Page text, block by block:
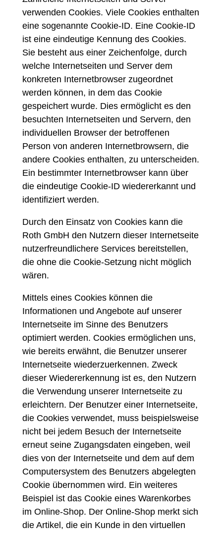
verwenden Cookies. Viele Cookies enthalten
eine sogenannte Cookie-ID. Eine Cookie-ID
ist eine eindeutige Kennung des Cookies.
Sie besteht aus einer Zeichenfolge, durch
welche Internetseiten und Server dem
konkreten Internetbrowser zugeordnet
werden können, in dem das Cookie
gespeichert wurde. Dies ermöglicht es den
besuchten Internetseiten und Servern, den
individuellen Browser der betroffenen
Person von anderen Internetbrowsern, die
andere Cookies enthalten, zu unterscheiden.
Ein bestimmter Internetbrowser kann über
die eindeutige Cookie-ID wiedererkannt und
identifiziert werden.
Durch den Einsatz von Cookies kann die
Roth GmbH den Nutzern dieser Internetseite
nutzerfreundlichere Services bereitstellen,
die ohne die Cookie-Setzung nicht möglich
wären.
Mittels eines Cookies können die
Informationen und Angebote auf unserer
Internetseite im Sinne des Benutzers
optimiert werden. Cookies ermöglichen uns,
wie bereits erwähnt, die Benutzer unserer
Internetseite wiederzuerkennen. Zweck
dieser Wiedererkennung ist es, den Nutzern
die Verwendung unserer Internetseite zu
erleichtern. Der Benutzer einer Internetseite,
die Cookies verwendet, muss beispielsweise
nicht bei jedem Besuch der Internetseite
erneut seine Zugangsdaten eingeben, weil
dies von der Internetseite und dem auf dem
Computersystem des Benutzers abgelegten
Cookie übernommen wird. Ein weiteres
Beispiel ist das Cookie eines Warenkorbes
im Online-Shop. Der Online-Shop merkt sich
die Artikel, die ein Kunde in den virtuellen